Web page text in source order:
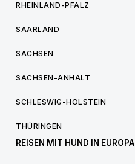
RHEINLAND-PFALZ
SAARLAND
SACHSEN
SACHSEN-ANHALT
SCHLESWIG-HOLSTEIN
THÜRINGEN
REISEN MIT HUND IN EUROPA